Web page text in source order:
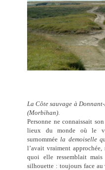
La Côte sauvage à
(Morbihan)
Personne ne connaissait
lieux du monde où le
surnommée la demoiselle
l’avait vraiment
quoi elle ressemblait
silhouette : toujours face au